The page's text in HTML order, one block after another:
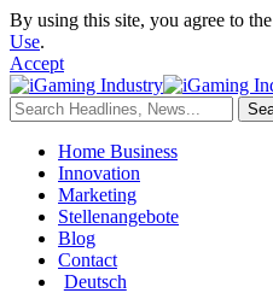
By using this site, you agree to the
Use.
Accept
Home Business
Innovation
Marketing
Stellenangebote
Blog
Contact
Deutsch